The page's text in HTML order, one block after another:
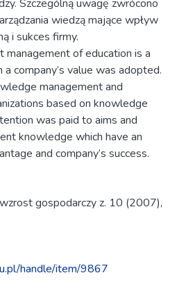
Szczególną uwagę zwrócono
wiedzą mające wpływ
i sukces firmy.
management of education is a
company’s value was adopted.
management and
based on knowledge
was paid to aims and
knowledge which have an
and company’s success.
gospodarczy z. 10 (2007),
handle/item/9867